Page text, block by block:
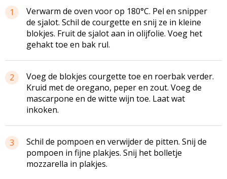
1
Verwarm de oven voor op 180°C. Pel en snipper
de sjalot. Schil de courgette en snij ze in kleine
blokjes. Fruit de sjalot aan in olijfolie. Voeg het
gehakt toe en bak rul.
2
Voeg de blokjes courgette toe en roerbak verder.
Kruid met de oregano, peper en zout. Voeg de
mascarpone en de witte wijn toe. Laat wat
inkoken.
3
Schil de pompoen en verwijder de pitten. Snij de
pompoen in fijne plakjes. Snij het bolletje
mozzarella in plakjes.